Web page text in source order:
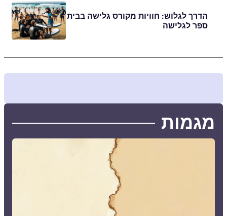
הדרך לגלוש: חוויות מקורס גלישה בבית
ספר לגלישה
מגמות